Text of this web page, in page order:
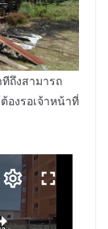
ถึงสามารถ
องรอเจ้าหน้าที่